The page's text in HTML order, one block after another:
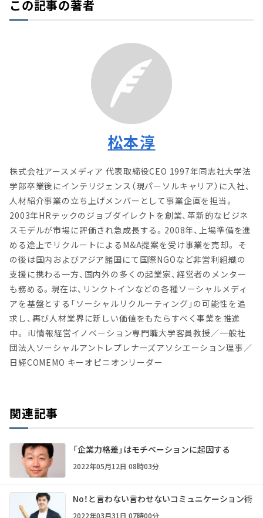
この記事の著者
松本淳
株式会社アースメディア 代表取締役CEO 1997年同志社大学法
学部卒業後にインテリジェンス（現パーソルキャリア）に入社、
人材紹介事業の立ち上げメンバーとして事業企画を担当。
2003年HRテックのジョブダイレクトを創業、革新的なビジネ
スモデルが市場に評価され急成長する。2008年、上場準備を進
める途上でリクルートによるM&A提案を受け事業を売却。 そ
の後は国内およびアジア諸国にて国際NGOなど非営利組織の
支援に携わる一方、国内外の多くの起業家、経営者のメンター
も務める。現在は、リンクトインなどの各種ソーシャルメディ
アを基盤とする「ソーシャルリクルーティング」の可能性を追
求し、再び人材業界に新しい価値をもたらすべく事業を推進
中。 iU情報経営イノベーション専門職大学客員教授／一般社
団法人ソーシャルアントレプレナーズアソシエーション理事／
日経COMEMO キーオピニオンリーダー
関連記事
「企業力格差」はモチベーションに起因する
2022年05月12日 08時03分
No！と言わない言わせないコミュニケーション術
2022年03月31日 07時00分